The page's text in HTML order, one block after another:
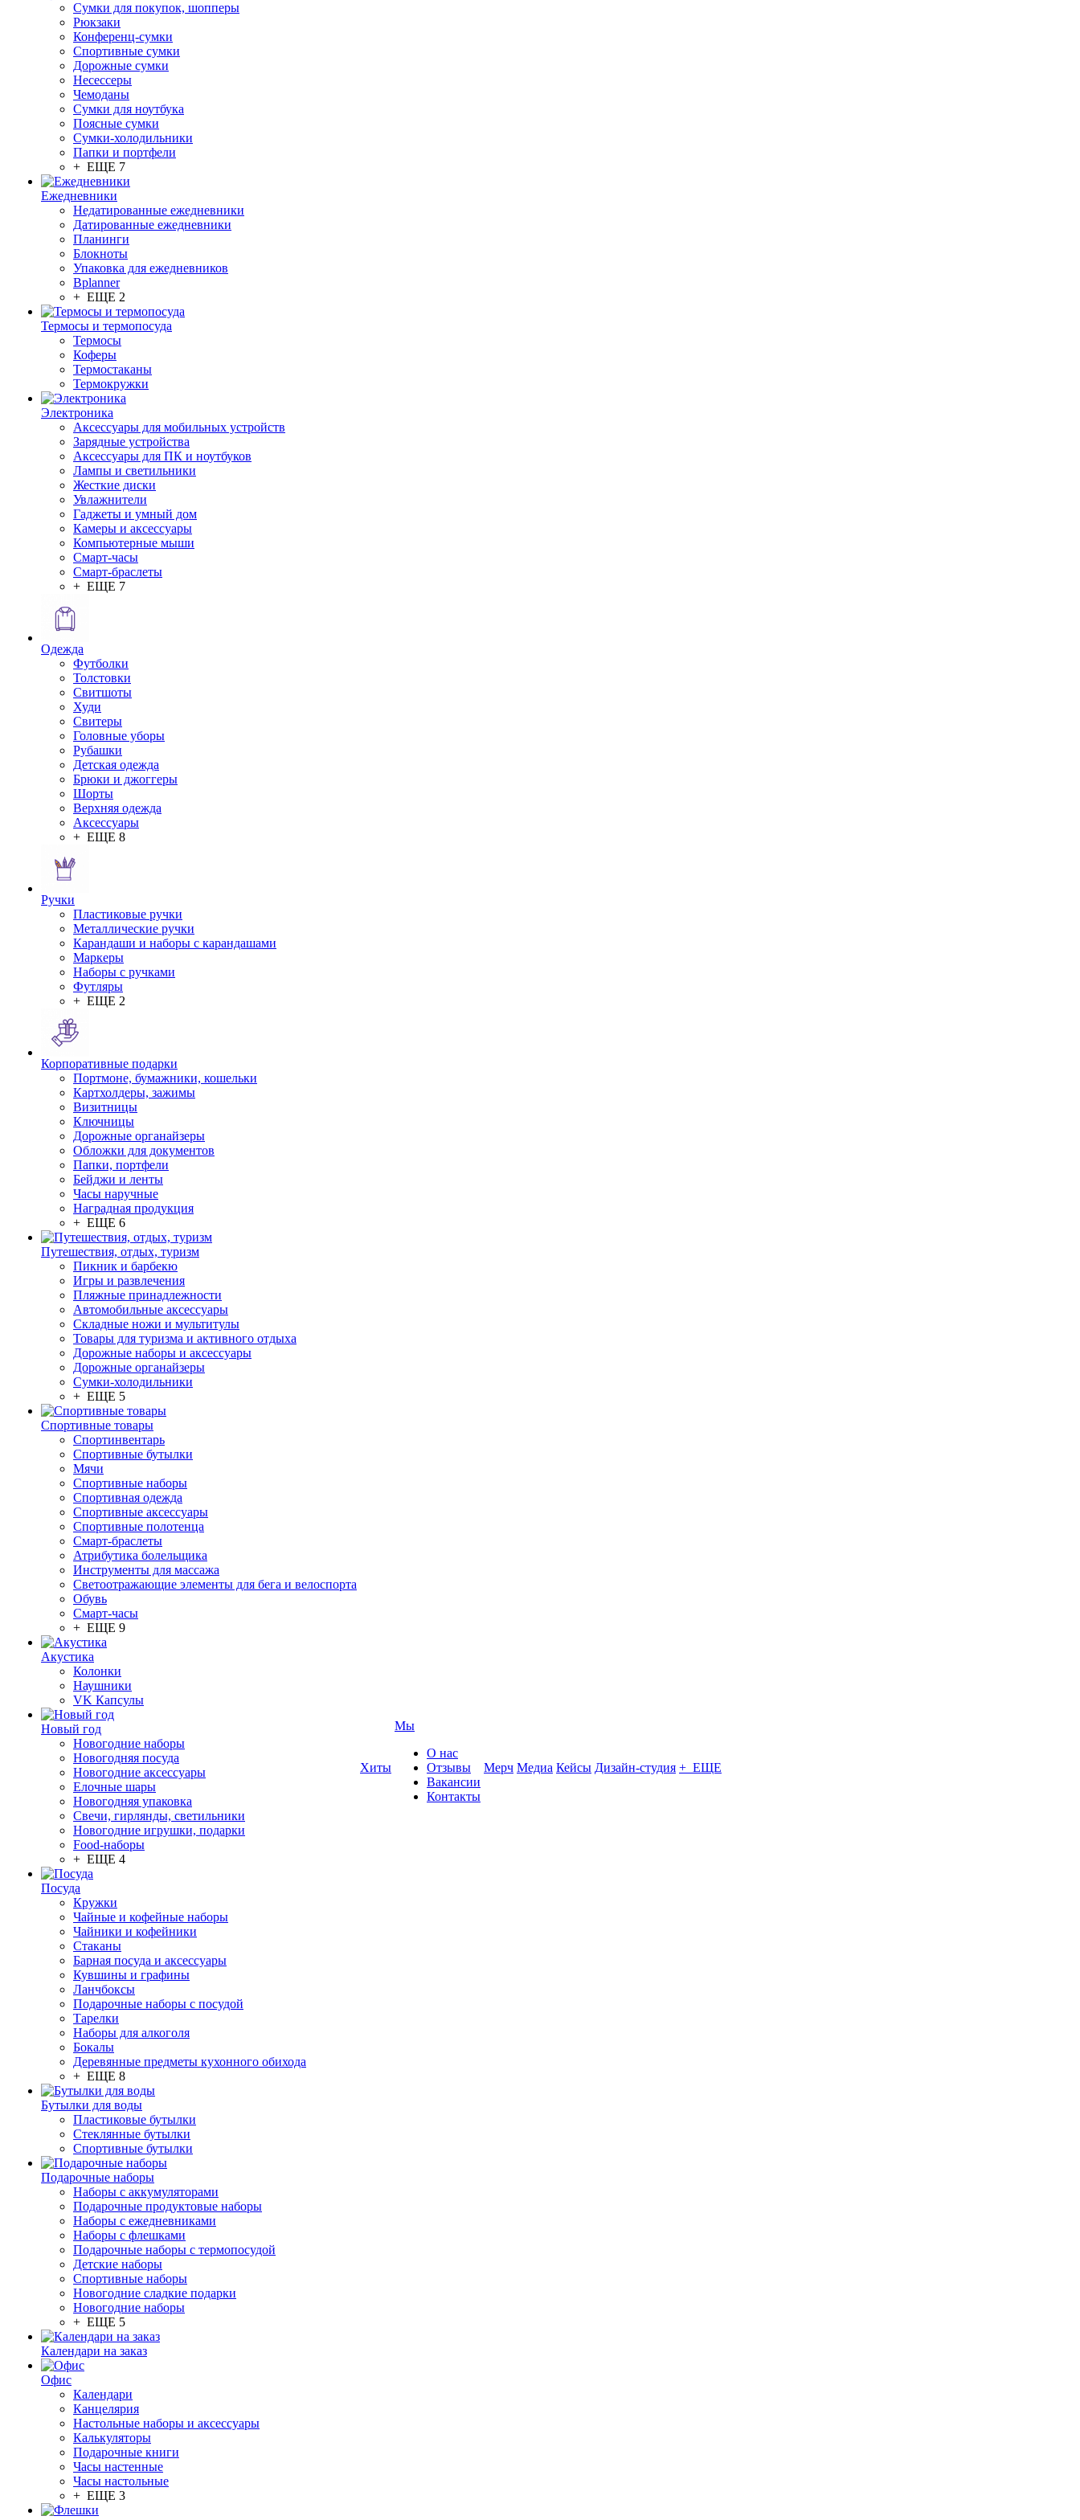
Сумки для покупок, шопперы
Рюкзаки
Конференц-сумки
Спортивные сумки
Дорожные сумки
Несессеры
Чемоданы
Сумки для ноутбука
Поясные сумки
Сумки-холодильники
Папки и портфели
+ ЕЩЕ 7
Ежедневники
Недатированные ежедневники
Датированные ежедневники
Планинги
Блокноты
Упаковка для ежедневников
Bplanner
+ ЕЩЕ 2
Термосы и термопосуда
Термосы
Коферы
Термостаканы
Термокружки
Электроника
Аксессуары для мобильных устройств
Зарядные устройства
Аксессуары для ПК и ноутбуков
Лампы и светильники
Жесткие диски
Увлажнители
Гаджеты и умный дом
Камеры и аксессуары
Компьютерные мыши
Смарт-часы
Смарт-браслеты
+ ЕЩЕ 7
Одежда
Футболки
Толстовки
Свитшоты
Худи
Свитеры
Головные уборы
Рубашки
Детская одежда
Брюки и джоггеры
Шорты
Верхняя одежда
Аксессуары
+ ЕЩЕ 8
Ручки
Пластиковые ручки
Металлические ручки
Карандаши и наборы с карандашами
Маркеры
Наборы с ручками
Футляры
+ ЕЩЕ 2
Корпоративные подарки
Портмоне, бумажники, кошельки
Картхолдеры, зажимы
Визитницы
Ключницы
Дорожные органайзеры
Обложки для документов
Папки, портфели
Бейджи и ленты
Часы наручные
Наградная продукция
+ ЕЩЕ 6
Путешествия, отдых, туризм
Пикник и барбекю
Игры и развлечения
Пляжные принадлежности
Автомобильные аксессуары
Складные ножи и мультитулы
Товары для туризма и активного отдыха
Дорожные наборы и аксессуары
Дорожные органайзеры
Сумки-холодильники
+ ЕЩЕ 5
Спортивные товары
Спортинвентарь
Спортивные бутылки
Мячи
Спортивные наборы
Спортивная одежда
Спортивные аксессуары
Спортивные полотенца
Смарт-браслеты
Атрибутика болельщика
Инструменты для массажа
Светоотражающие элементы для бега и велоспорта
Обувь
Смарт-часы
+ ЕЩЕ 9
Акустика
Колонки
Наушники
VK Капсулы
Новый год
Новогодние наборы
Новогодняя посуда
Новогодние аксессуары
Елочные шары
Новогодняя упаковка
Свечи, гирлянды, светильники
Новогодние игрушки, подарки
Food-наборы
+ ЕЩЕ 4
Посуда
Кружки
Чайные и кофейные наборы
Чайники и кофейники
Стаканы
Барная посуда и аксессуары
Кувшины и графины
Ланчбоксы
Подарочные наборы с посудой
Тарелки
Наборы для алкоголя
Бокалы
Деревянные предметы кухонного обихода
+ ЕЩЕ 8
Бутылки для воды
Пластиковые бутылки
Стеклянные бутылки
Спортивные бутылки
Подарочные наборы
Наборы с аккумуляторами
Подарочные продуктовые наборы
Наборы с ежедневниками
Наборы с флешками
Подарочные наборы с термопосудой
Детские наборы
Спортивные наборы
Новогодние сладкие подарки
Новогодние наборы
+ ЕЩЕ 5
Календари на заказ
Офис
Календари
Канцелярия
Настольные наборы и аксессуары
Калькуляторы
Подарочные книги
Часы настенные
Часы настольные
+ ЕЩЕ 3
Хиты
Мы
О нас
Отзывы
Вакансии
Контакты
Мерч Медиа Кейсы Дизайн-студия + ЕЩЕ